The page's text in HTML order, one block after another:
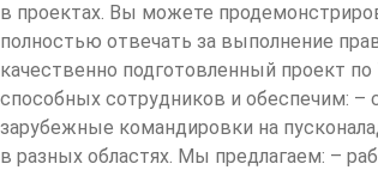
в проектах. Вы можете
полностью отвечать за выполнение
качественно подготовленный проект
способных сотрудников и обеспечим:
зарубежные командировки на
в разных областях. Мы предлагаем: –